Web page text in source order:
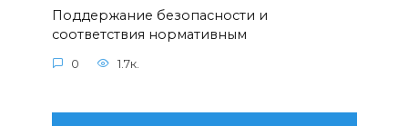
Поддержание безопасности и
соответствия нормативным
0 1.7к.